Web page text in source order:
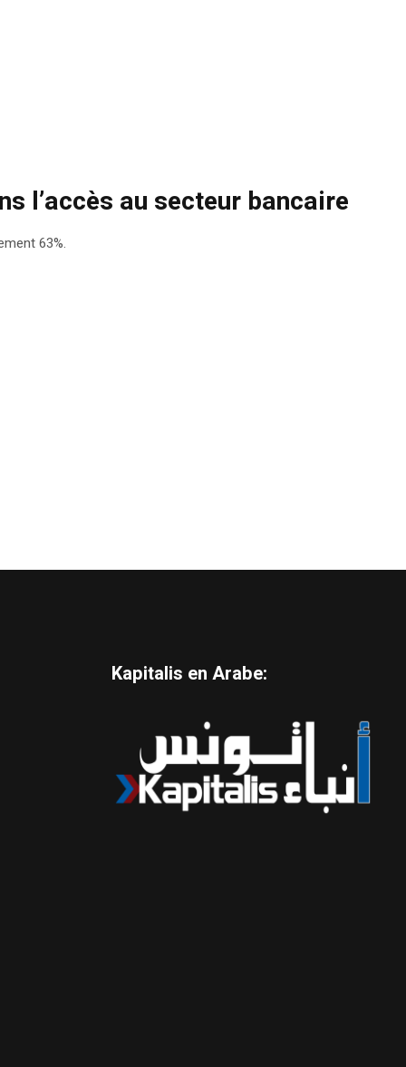
l’accès au secteur bancaire
63%.
Kapitalis en Arabe: